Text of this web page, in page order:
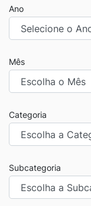
Ano
Mês
Categoria
Subcategoria